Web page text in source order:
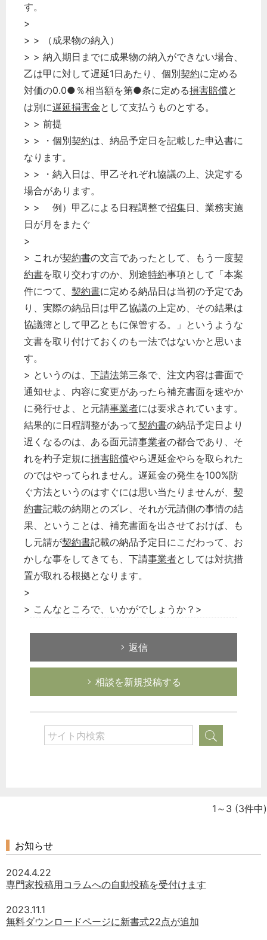
す。
>
> > （成果物の納入）
> > 納入期日までに成果物の納入ができない場合、
乙は甲に対して遅延1日あたり、個別契約に定める
対価の0.0●％相当額を第●条に定める損害賠償と
は別に遅延損害金として支払うものとする。
> > 前提
> > ・個別契約は、納品予定日を記載した申込書に
なります。
> > ・納入日は、甲乙それぞれ協議の上、決定する
場合があります。
> > 例）甲乙による日程調整で招集日、業務実施
日が月をまたぐ
>
> これが契約書の文言であったとして、もう一度契
約書を取り交わすのか、別途特約事項として「本案
件につて、 契約書に定める納品日は当初の予定であ
り、実際の納品日は甲乙協議の上定め、その結果は
協議簿として甲乙ともに保管する。」というような
文書を取り付けておくのも一法ではないかと思いま
す。
> というのは、 下請法第三条で、注文内容は書面で
通知せよ、内容に変更があったら補充書面を速やか
に発行せよ、と元請事業者には要求されています。
結果的に日程調整があって契約書の納品予定日より
遅くなるのは、ある面元請事業者の都合であり、そ
れを杓子定規に損害賠償やら遅延金やらを取られた
のではやってられません。遅延金の発生を100%防
ぐ方法というのはすぐには思い当たりませんが、 契
約書記載の納期とのズレ、それが元請側の事情の結
果、ということは、補充書面を出させておけば、も
し元請が契約書記載の納品予定日にこだわって、お
かしな事をしてきても、下請事業者としては対抗措
置が取れる根拠となります。
>
> こんなところで、いかがでしょうか？>
返信
相談を新規投稿する
どのカテゴリーに投稿しますか？
選択してください
労務管理
税務経理
企業法務
総務の給湯室
秘書のノウハウ
次へ
1～3 (3件中)
お知らせ
2024.4.22
専門家投稿用コラムへの自動投稿を受付けます
2023.11.1
無料ダウンロードページに新書式22点が追加